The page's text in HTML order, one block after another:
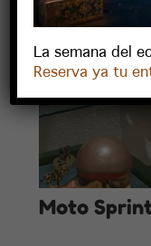
Moto
La semana del
Reserva ya tu